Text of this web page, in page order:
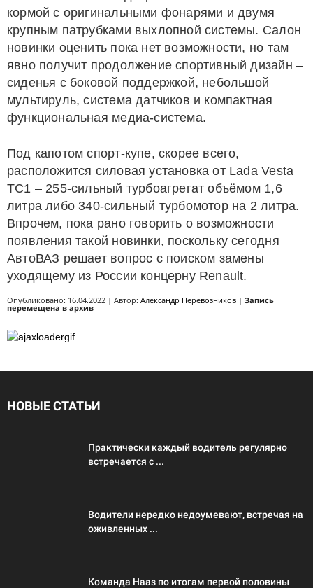
кормой с оригинальными фонарями и двумя
крупным патрубками выхлопной системы. Салон
новинки оценить пока нет возможности, но там
явно получит продолжение спортивный дизайн –
сиденья с боковой поддержкой, небольшой
мультируль, система датчиков и компактная
функциональная медиа-система.
Под капотом спорт-купе, скорее всего,
расположится силовая установка от Lada Vesta
TC1 – 255-сильный турбоагрегат объёмом 1,6
литра либо 340-сильный турбомотор на 2 литра.
Впрочем, пока рано говорить о возможности
появления такой новинки, поскольку сегодня
АвтоВАЗ решает вопрос с поиском замены
уходящему из России концерну Renault.
Опубликовано: 16.04.2022 | Автор: Александр Перевозников | Запись
перемещена в архив
НОВЫЕ СТАТЬИ
Практически каждый водитель регулярно
встречается с ...
Водители нередко недоумевают, встречая на
оживленных ...
Команда Haas по итогам первой половины